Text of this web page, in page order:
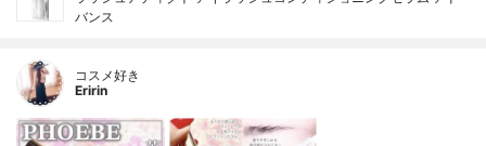
バンス
コスメ好き
Eririn